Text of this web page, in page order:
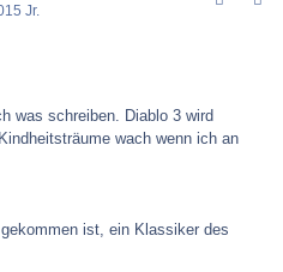
15 Jr.
was schreiben. Diablo 3 wird
wach wenn ich an
ist, ein Klassiker des